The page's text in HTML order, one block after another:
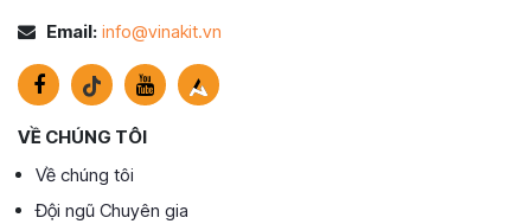
Email: info@vinakit.vn
VỀ CHÚNG TÔI
Về chúng tôi
Đội ngũ Chuyên gia